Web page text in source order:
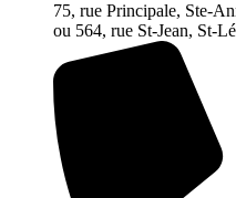
75, rue Principale, Ste-
ou 564, rue St-Jean, St-